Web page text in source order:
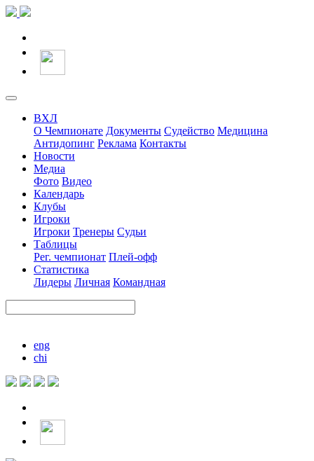
ВХЛ
О Чемпионате Документы Судейство Медицина
Антидопинг Реклама Контакты
Новости
Медиа
Фото Видео
Календарь
Клубы
Игроки
Игроки Тренеры Судьи
Таблицы
Рег. чемпионат Плей-офф
Статистика
Лидеры Личная Командная
eng
chi